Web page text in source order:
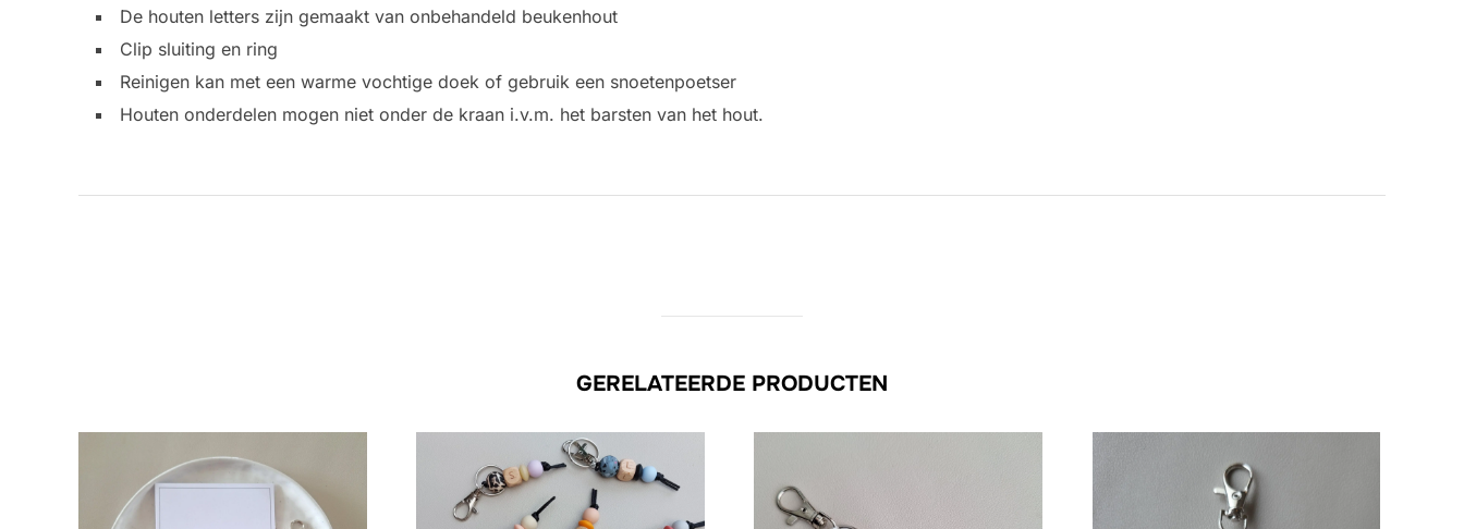
De houten letters zijn gemaakt van onbehandeld beukenhout
Clip sluiting en ring
Reinigen kan met een warme vochtige doek of gebruik een snoetenpoetser
Houten onderdelen mogen niet onder de kraan i.v.m. het barsten van het hout.
GERELATEERDE PRODUCTEN